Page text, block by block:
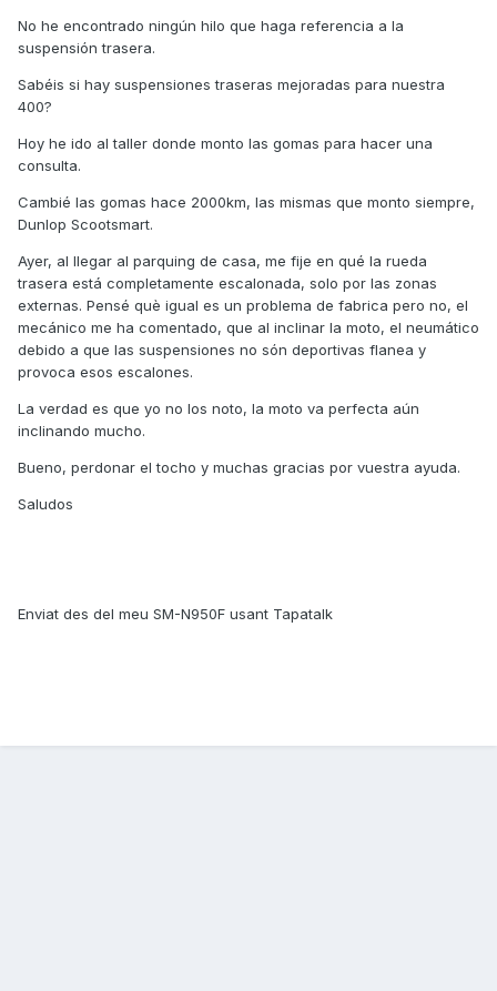
No he encontrado ningún hilo que haga referencia a la
suspensión trasera.
Sabéis si hay suspensiones traseras mejoradas para nuestra
400?
Hoy he ido al taller donde monto las gomas para hacer una
consulta.
Cambié las gomas hace 2000km, las mismas que monto siempre,
Dunlop Scootsmart.
Ayer, al llegar al parquing de casa, me fije en qué la rueda
trasera está completamente escalonada, solo por las zonas
externas. Pensé què igual es un problema de fabrica pero no, el
mecánico me ha comentado, que al inclinar la moto, el neumático
debido a que las suspensiones no són deportivas flanea y
provoca esos escalones.
La verdad es que yo no los noto, la moto va perfecta aún
inclinando mucho.
Bueno, perdonar el tocho y muchas gracias por vuestra ayuda.
Saludos
Enviat des del meu SM-N950F usant Tapatalk